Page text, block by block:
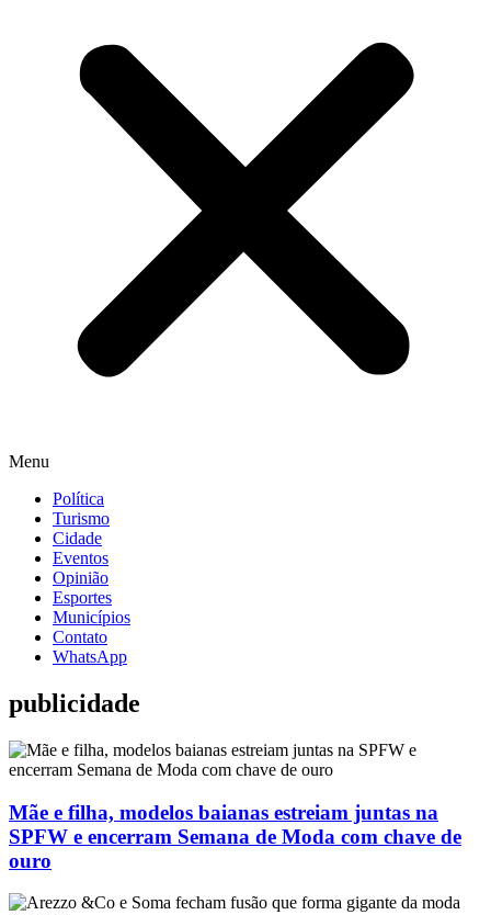
Menu
Política
Turismo
Cidade
Eventos
Opinião
Esportes
Municípios
Contato
WhatsApp
publicidade
Mãe e filha, modelos baianas estreiam juntas na
SPFW e encerram Semana de Moda com chave de
ouro